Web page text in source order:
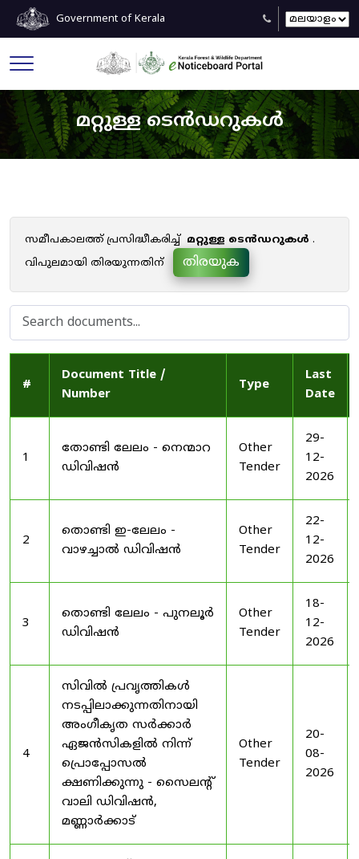
Government of Kerala
മറ്റുള്ള ടെൻഡറുകൾ
സമീപകാലത്ത് പ്രസിദ്ധീകരിച്ച് മറ്റുള്ള ടെൻഡറുകൾ .
വിപുലമായി തിരയുന്നതിന്
തിരയുക
#
Document Title /
Number
Type
Last
Date
1
തോണ്ടി ലേലം - നെന്മാറ
ഡിവിഷൻ
Other
Tender
29-
12-
2026
2
തൊണ്ടി ഇ-ലേലം -
വാഴച്ചാൽ ഡിവിഷൻ
Other
Tender
22-
12-
2026
3
തൊണ്ടി ലേലം - പുനലൂർ
ഡിവിഷൻ
Other
Tender
18-
12-
2026
4
സിവിൽ പ്രവൃത്തികൾ
നടപ്പിലാക്കുന്നതിനായി
അംഗീകൃത സർക്കാർ
ഏജൻസികളിൽ നിന്ന്
പ്രൊപ്പോസൽ
ക്ഷണിക്കുന്നു - സൈലന്റ്
വാലി ഡിവിഷൻ,
മണ്ണാർക്കാട്
Other
Tender
20-
08-
2026